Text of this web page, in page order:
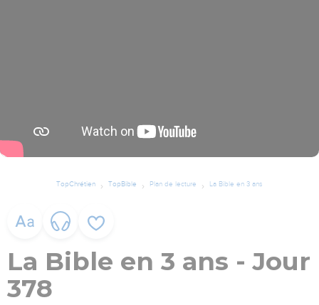
TopChrétien TopBible Plan de lecture La Bible en 3 ans
La Bible en 3 ans - Jour
378